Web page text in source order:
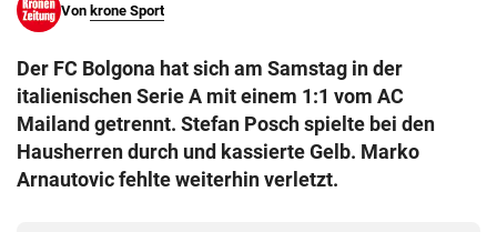
search
eingeben
Von krone Sport
Der FC Bolgona hat sich am Samstag in der
italienischen Serie A mit einem 1:1 vom AC
Mailand getrennt. Stefan Posch spielte bei den
Hausherren durch und kassierte Gelb. Marko
Arnautovic fehlte weiterhin verletzt.